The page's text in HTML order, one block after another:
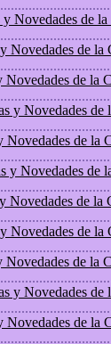
Novedades de
Novedades de la
de la
y Novedades de
de la
Novedades de
Novedades de la
Novedades de la
de la
y Novedades de
de la